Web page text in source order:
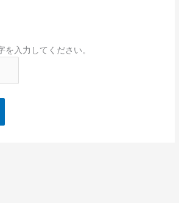
を入力してください。